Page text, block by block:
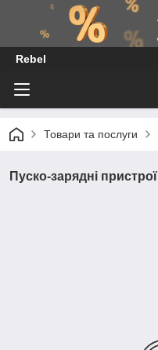
Rebel
Товари та послуги
Пуско-зарядні пристрої